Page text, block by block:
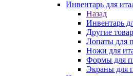
Инвентарь для
Назад
Инвентарь
Другие
Лопаты для
Ножи для
Формы для
Экраны для